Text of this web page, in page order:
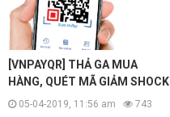
[VNPAYQR] THẢ GA MUA
HÀNG, QUÉT MÃ GIẢM SHOCK
05-04-2019, 11:56 am 743